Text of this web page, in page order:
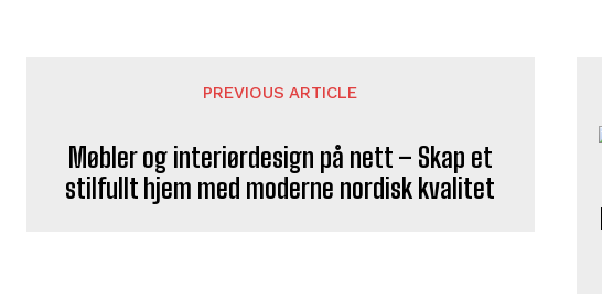
PREVIOUS ARTICLE
Møbler og interiørdesign på nett – Skap et
stilfullt hjem med moderne nordisk kvalitet